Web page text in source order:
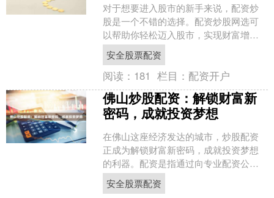
对于想要进入股市的新手来说，配资炒
股是一个不错的选择。配资炒股网选可
以帮助你轻松迈入股市，实现财富增
值。 配资炒股网选是一个专业的配资平
台，为投资者提供资金杠杆....
安全股票配资
阅读： 181 栏目： 配资开户
佛山炒股配资：解锁财富新
密码，成就投资梦想
在佛山这座经济发达的城市，炒股配资
正成为解锁财富新密码，成就投资梦想
的利器。配资是指通过向专业配资公司
借入资金，放大投资本金，从而提高收
益率的一种投资方式。 佛....
安全股票配资